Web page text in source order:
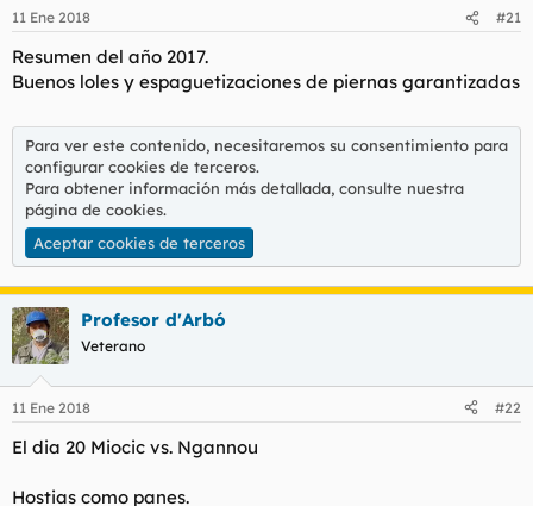
11 Ene 2018 #21
Resumen del año 2017.
Buenos loles y espaguetizaciones de piernas garantizadas
Para ver este contenido, necesitaremos su consentimiento para
configurar cookies de terceros.
Para obtener información más detallada, consulte nuestra
página de cookies.
Aceptar cookies de terceros
Profesor d'Arbó
Veterano
11 Ene 2018 #22
El dia 20 Miocic vs. Ngannou
Hostias como panes.